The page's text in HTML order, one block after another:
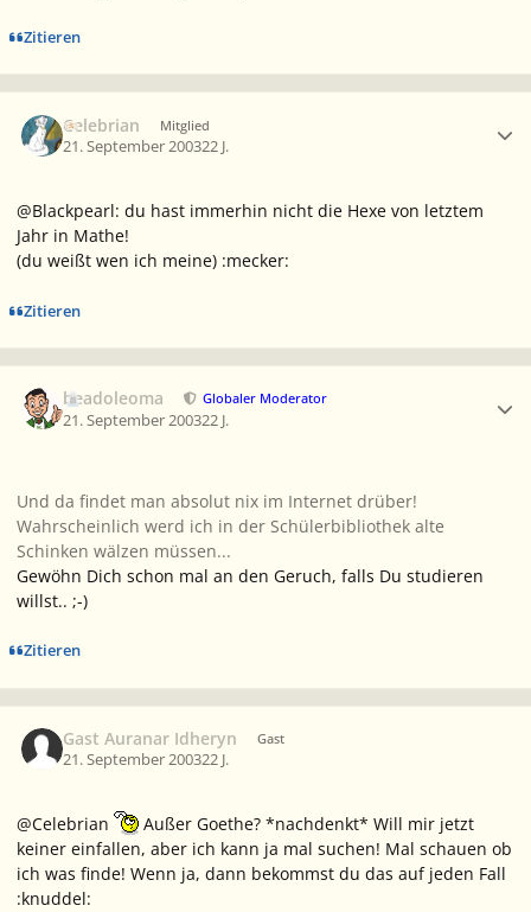
Zitieren
Celebrian Mitglied
21. September 200322 J.
@Blackpearl: du hast immerhin nicht die Hexe von letztem
Jahr in Mathe!
(du weißt wen ich meine) :mecker:
Zitieren
beadoleoma Globaler Moderator
21. September 200322 J.
Und da findet man absolut nix im Internet drüber!
Wahrscheinlich werd ich in der Schülerbibliothek alte
Schinken wälzen müssen...
Gewöhn Dich schon mal an den Geruch, falls Du studieren
willst.. ;-)
Zitieren
Gast Auranar Idheryn Gast
21. September 200322 J.
@Celebrian
Außer Goethe? *nachdenkt* Will mir jetzt
keiner einfallen, aber ich kann ja mal suchen! Mal schauen ob
ich was finde! Wenn ja, dann bekommst du das auf jeden Fall
:knuddel: